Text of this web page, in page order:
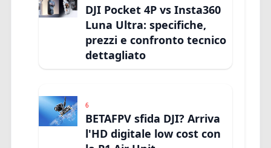
DJI Pocket 4P vs Insta360
Luna Ultra: specifiche,
prezzi e confronto tecnico
dettagliato
6
BETAFPV sfida DJI? Arriva
l'HD digitale low cost con